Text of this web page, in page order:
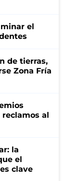
el
de tierras,
Zona Fría
reclamos al
la
el
clave